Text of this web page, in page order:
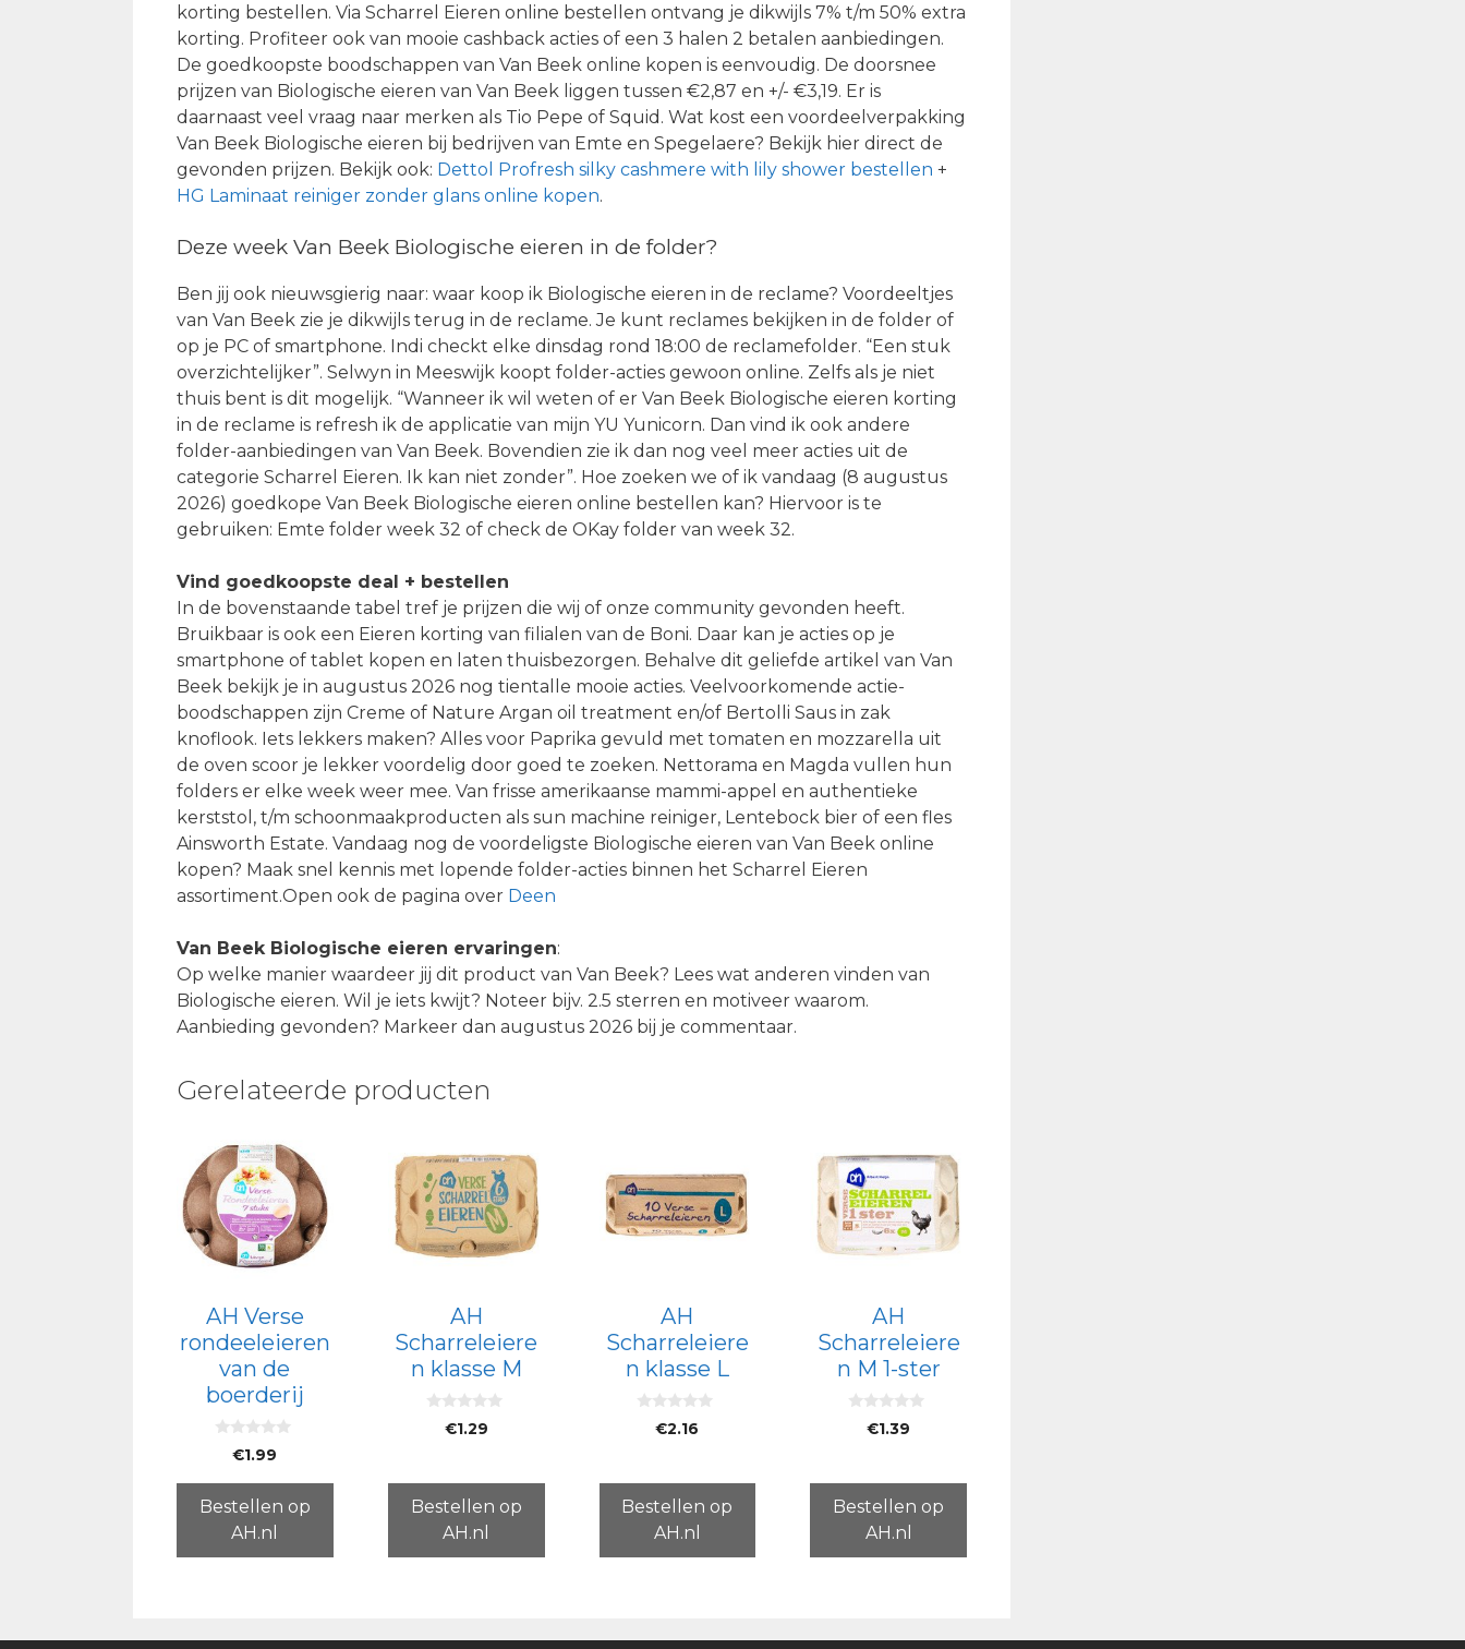
korting bestellen. Via Scharrel Eieren online bestellen ontvang je dikwijls 7% t/m 50% extra
korting. Profiteer ook van mooie cashback acties of een 3 halen 2 betalen aanbiedingen.
De goedkoopste boodschappen van Van Beek online kopen is eenvoudig. De doorsnee
prijzen van Biologische eieren van Van Beek liggen tussen €2,87 en +/- €3,19. Er is
daarnaast veel vraag naar merken als Tio Pepe of Squid. Wat kost een voordeelverpakking
Van Beek Biologische eieren bij bedrijven van Emte en Spegelaere? Bekijk hier direct de
gevonden prijzen. Bekijk ook: Dettol Profresh silky cashmere with lily shower bestellen +
HG Laminaat reiniger zonder glans online kopen.
Deze week Van Beek Biologische eieren in de folder?
Ben jij ook nieuwsgierig naar: waar koop ik Biologische eieren in de reclame? Voordeeltjes
van Van Beek zie je dikwijls terug in de reclame. Je kunt reclames bekijken in de folder of
op je PC of smartphone. Indi checkt elke dinsdag rond 18:00 de reclamefolder. “Een stuk
overzichtelijker”. Selwyn in Meeswijk koopt folder-acties gewoon online. Zelfs als je niet
thuis bent is dit mogelijk. “Wanneer ik wil weten of er Van Beek Biologische eieren korting
in de reclame is refresh ik de applicatie van mijn YU Yunicorn. Dan vind ik ook andere
folder-aanbiedingen van Van Beek. Bovendien zie ik dan nog veel meer acties uit de
categorie Scharrel Eieren. Ik kan niet zonder”. Hoe zoeken we of ik vandaag (8 augustus
2026) goedkope Van Beek Biologische eieren online bestellen kan? Hiervoor is te
gebruiken: Emte folder week 32 of check de OKay folder van week 32.
Vind goedkoopste deal + bestellen
In de bovenstaande tabel tref je prijzen die wij of onze community gevonden heeft.
Bruikbaar is ook een Eieren korting van filialen van de Boni. Daar kan je acties op je
smartphone of tablet kopen en laten thuisbezorgen. Behalve dit geliefde artikel van Van
Beek bekijk je in augustus 2026 nog tientalle mooie acties. Veelvoorkomende actie-
boodschappen zijn Creme of Nature Argan oil treatment en/of Bertolli Saus in zak
knoflook. Iets lekkers maken? Alles voor Paprika gevuld met tomaten en mozzarella uit
de oven scoor je lekker voordelig door goed te zoeken. Nettorama en Magda vullen hun
folders er elke week weer mee. Van frisse amerikaanse mammi-appel en authentieke
kerststol, t/m schoonmaakproducten als sun machine reiniger, Lentebock bier of een fles
Ainsworth Estate. Vandaag nog de voordeligste Biologische eieren van Van Beek online
kopen? Maak snel kennis met lopende folder-acties binnen het Scharrel Eieren
assortiment.Open ook de pagina over Deen
Van Beek Biologische eieren ervaringen:
Op welke manier waardeer jij dit product van Van Beek? Lees wat anderen vinden van
Biologische eieren. Wil je iets kwijt? Noteer bijv. 2.5 sterren en motiveer waarom.
Aanbieding gevonden? Markeer dan augustus 2026 bij je commentaar.
Gerelateerde producten
AH Verse
rondeeleieren
van de
boerderij
5
€1.99
Bestellen op
AH.nl
AH
Scharreleiere
n klasse M
€1.29
Bestellen op
AH.nl
AH
Scharreleiere
n klasse L
€2.16
Bestellen op
AH.nl
AH
Scharreleiere
n M 1-ster
€1.39
Bestellen op
AH.nl